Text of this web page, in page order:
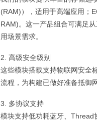
(RAM)），适用于高端应用；
RAM)。这一产品组合可满足
用场景需求。
2. 高级安全级别
这些模块搭载支持物联网安全
流程，为构建已做好准备抵御
3. 多协议支持
模块支持低功耗蓝牙、Thread